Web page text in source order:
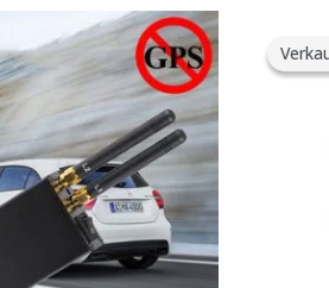
aktuelle
Preis
ist:
$89.58.